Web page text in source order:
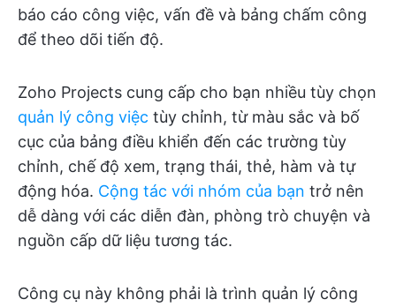
báo cáo công việc, vấn đề và bảng chấm công
để theo dõi tiến độ.
Zoho Projects cung cấp cho bạn nhiều tùy chọn
quản lý công việc tùy chỉnh, từ màu sắc và bố
cục của bảng điều khiển đến các trường tùy
chỉnh, chế độ xem, trạng thái, thẻ, hàm và tự
động hóa. Cộng tác với nhóm của bạn trở nên
dễ dàng với các diễn đàn, phòng trò chuyện và
nguồn cấp dữ liệu tương tác.
Công cụ này không phải là trình quản lý công